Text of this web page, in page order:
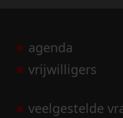
agenda
vrijwilligers
veelgestelde